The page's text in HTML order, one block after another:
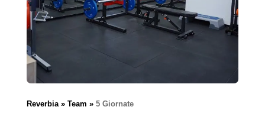
Reverbia Team 5 Giornate